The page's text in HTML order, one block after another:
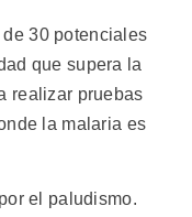
30 potenciales
que supera la
realizar pruebas
la malaria es
el paludismo.